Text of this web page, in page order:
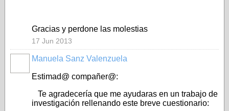
Gracias y perdone las molestias
17 Jun 2013
Manuela Sanz Valenzuela
Estimad@ compañer@:
Te agradecería que me ayudaras en un trabajo de
investigación rellenando este breve cuestionario: